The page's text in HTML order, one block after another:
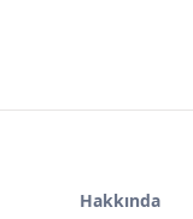
Hakkında